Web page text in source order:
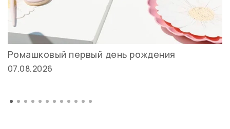
Ромашковый первый день рождения
07.08.2026